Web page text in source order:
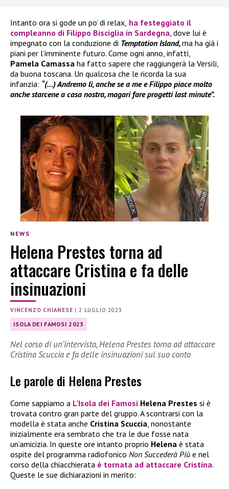
Intanto ora si gode un po’ di relax, ha festeggiato il
compleanno di Filippo Bisciglia in Sardegna, dove lui è
impegnato con la conduzione di Temptation Island,ma ha già i
piani per l’imminente futuro. Come ogni anno, infatti,
Pamela Camassa ha fatto sapere che raggiungerà la Versili,
da buona toscana. Un qualcosa che le ricorda la sua
infanzia: “(…) Andremo lì, anche se a me e Filippo piace molto
anche starcene a casa nostra, magari fare progetti last minute”.
NEWS
Helena Prestes torna ad
attaccare Cristina e fa delle
insinuazioni
VINCENZO CHIANESE | 2 LUGLIO 2023
ISOLA DEI FAMOSI 2023
Nel corso di un’intervista, Helena Prestes torna ad attaccare
Cristina Scuccia e fa delle insinuazioni sul suo conto
Le parole di Helena Prestes
Come sappiamo a L’Isola dei Famosi Helena Prestes si è
trovata contro gran parte del gruppo. A scontrarsi con la
modella è stata anche Cristina Scuccia , nonostante
inizialmente era sembrato che tra le due fosse nata
un’amicizia. In queste ore intanto proprio Helena è stata
ospite del programma radiofonico Non Succederà Più e nel
corso della chiacchierata è tornata ad attaccare Cristina.
Queste le sue dichiarazioni in merito: